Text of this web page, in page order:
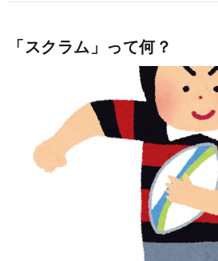
「スクラム」って何？